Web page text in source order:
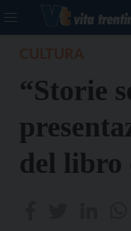
“Storie
del libro